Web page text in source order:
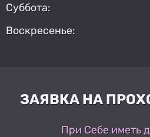
Суббота:
Воскресенье:
ЗАЯВКА НА
При Себе иметь